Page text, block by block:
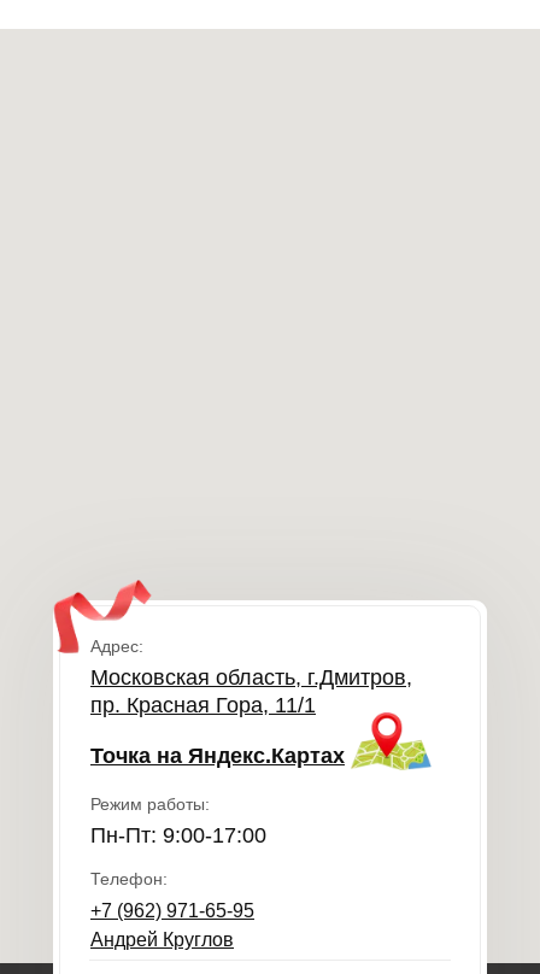
+7 (962) 971-65-95
Андрей Круглов
Адрес:
Точка на Яндекс.Картах
Московская область, г.Дмитров,
пр. Красная Гора, 11/1
Режим работы:
Пн-Пт: 9:00-17:00
Телефон: